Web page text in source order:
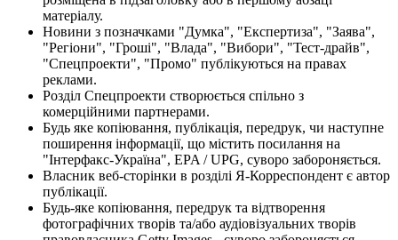
матеріалу.
Новини з позначками "Думка", "Експертиза", "Заява",
"Регіони", "Гроші", "Влада", "Вибори", "Тест-драйв",
"Спецпроекти", "Промо" публікуються на правах
реклами.
Розділ Спецпроекти створюється спільно з
комерційними партнерами.
Будь яке копіювання, публікація, передрук, чи наступне
поширення інформації, що містить посилання на
"Інтерфакс-Україна", EPA / UPG, суворо забороняється.
Власник веб-сторінки в розділі Я-Корреспондент є автор
публікації.
Будь-яке копіювання, передрук та відтворення
фотографічних творів та/або аудіовізуальних творів